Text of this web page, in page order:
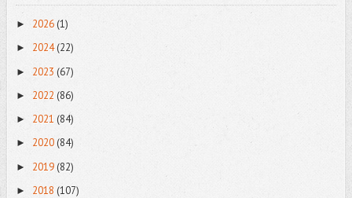
► 2026(1)
► 2024(22)
► 2023 (67)
► 2022 (86)
► 2021 (84)
► 2020(84)
► 2019(82)
► 2018 (107)